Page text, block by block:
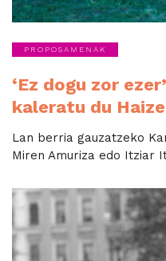
PROPOSAMENAK
‘Ez dogu zor
kaleratu du
Lan berria gauzatzeko
Miren Amuriza edo Itziar